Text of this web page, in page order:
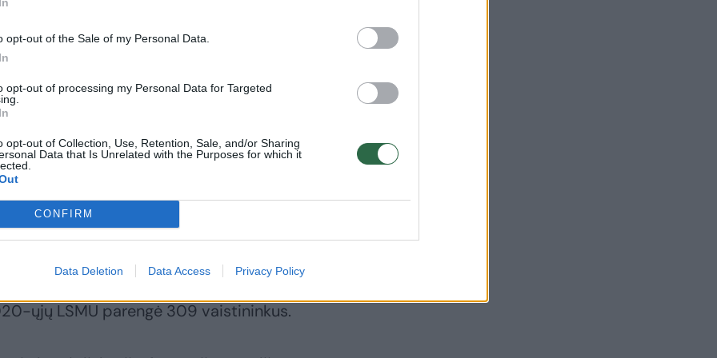
opt-out of the Sale of my Personal Data.
opt-out of processing my Personal Data for Targeted
opt-out of Collection, Use, Retention, Sale, and/or Sharing
Data that Is Unrelated with the Purposes for which it
CONFIRM
Data Deletion Data Access Privacy Policy
konsultacijas dėl racionalaus vaistų
dėl profilaktikos, farmacinės
kad įstatymo pakeitimo projekto
Lietuvoje trūksta vaistininkų, yra
ųjų LSMU parengė 309 vaistininkus.